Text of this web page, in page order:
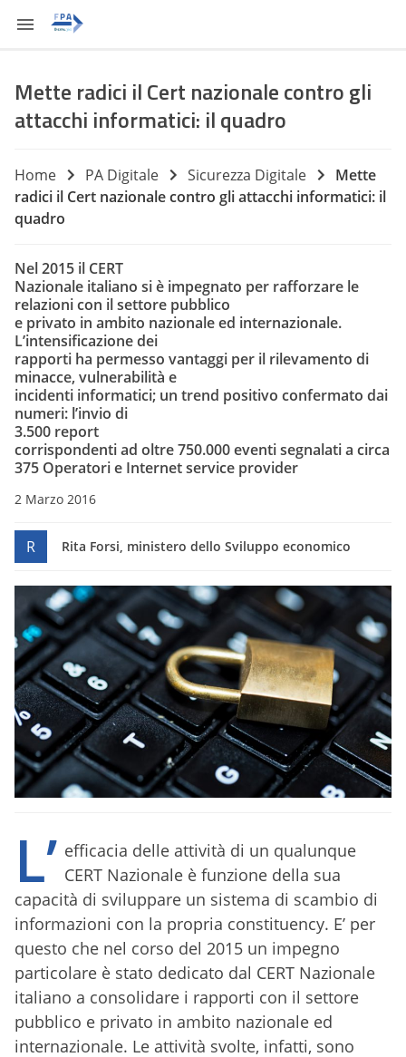
Mette radici il Cert nazionale contro gli
attacchi informatici: il quadro
Home PA Digitale Sicurezza Digitale
Mette
radici il Cert nazionale contro gli attacchi informatici: il
quadro
Nel 2015 il CERT
Nazionale italiano si è impegnato per rafforzare le
relazioni con il settore pubblico
e privato in ambito nazionale ed internazionale.
L’intensificazione dei
rapporti ha permesso vantaggi per il rilevamento di
minacce, vulnerabilità e
incidenti informatici; un trend positivo confermato dai
numeri: l’invio di
3.500 report
corrispondenti ad oltre 750.000 eventi segnalati a circa
375 Operatori e Internet service provider
2 Marzo 2016
R Rita Forsi, ministero dello Sviluppo economico
L’ efficacia delle attività di un qualunque
CERT Nazionale è funzione della sua
capacità di sviluppare un sistema di scambio di
informazioni con la propria constituency. E’ per
questo che nel corso del 2015 un impegno
particolare è stato dedicato dal CERT Nazionale
italiano a consolidare i rapporti con il settore
pubblico e privato in ambito nazionale ed
internazionale. Le attività svolte, infatti, sono